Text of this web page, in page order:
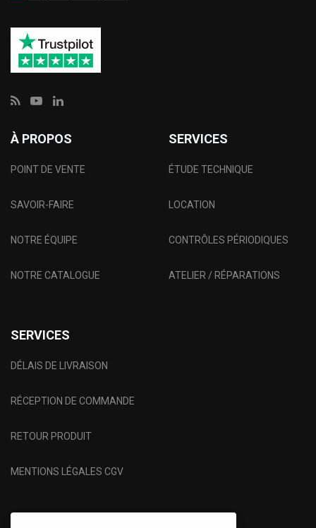
À PROPOS
POINT DE VENTE
SAVOIR-FAIRE
NOTRE ÉQUIPE
NOTRE CATALOGUE
SERVICES
ÉTUDE TECHNIQUE
LOCATION
CONTRÔLES PÉRIODIQUES
ATELIER / RÉPARATIONS
SERVICES
DÉLAIS DE LIVRAISON
RÉCEPTION DE COMMANDE
RETOUR PRODUIT
MENTIONS LÉGALES CGV